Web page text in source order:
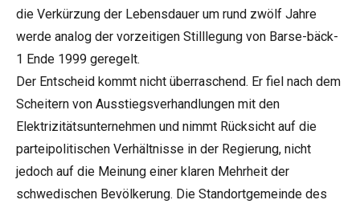
die Verkürzung der Lebensdauer um rund zwölf Jahre
werde analog der vorzeitigen Stilllegung von Barse-bäck-
1 Ende 1999 geregelt.
Der Entscheid kommt nicht überraschend. Er fiel nach dem
Scheitern von Ausstiegsverhandlungen mit den
Elektrizitätsunternehmen und nimmt Rücksicht auf die
parteipolitischen Verhältnisse in der Regierung, nicht
jedoch auf die Meinung einer klaren Mehrheit der
schwedischen Bevölkerung. Die Standortgemeinde des